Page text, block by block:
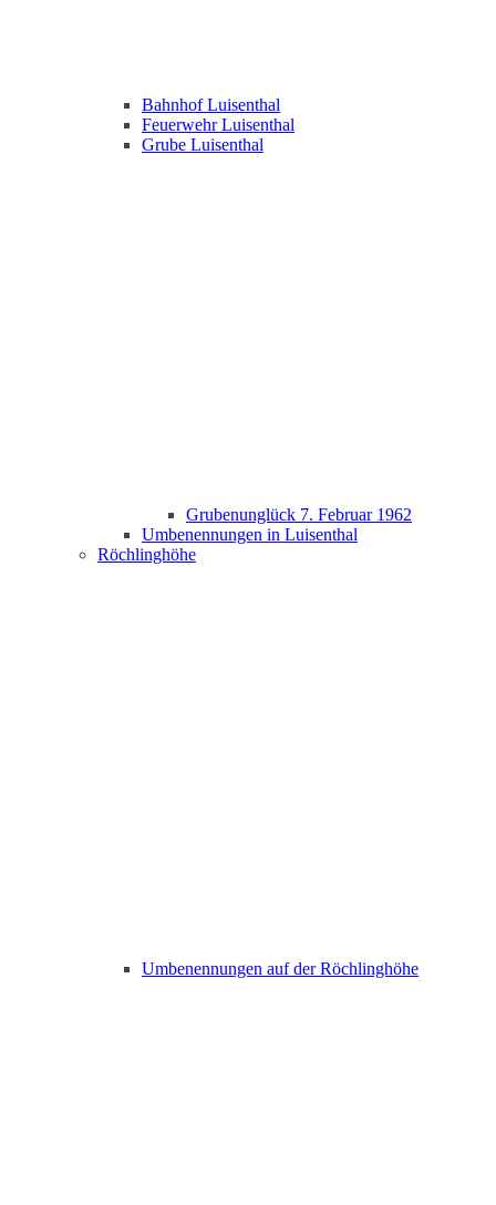
Bahnhof Luisenthal
Feuerwehr Luisenthal
Grube Luisenthal
Grubenunglück 7. Februar 1962
Umbenennungen in Luisenthal
Röchlinghöhe
Umbenennungen auf der Röchlinghöhe